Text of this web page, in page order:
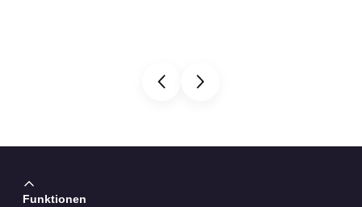
Funktionen